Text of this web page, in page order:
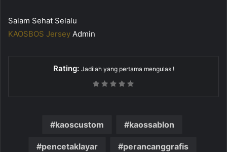
Salam Sehat Selalu
KAOSBOS Jersey Admin
Rating: Jadilah yang pertama mengulas !
kaoscustom kaossablon
pencetaklayar perancanggrafis